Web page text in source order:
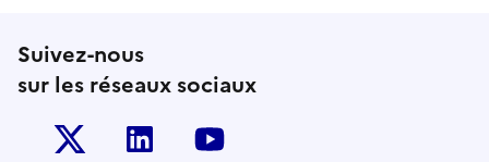
Suivez-nous
sur les réseaux sociaux
Twitter-x Linkedin